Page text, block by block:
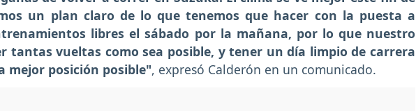
un plan claro de lo que tenemos que hacer con la puesta a
libres el sábado por la mañana, por lo que nuestro
tantas vueltas como sea posible, y tener un día limpio de carrera
mejor posición posible", expresó Calderón en un comunicado.